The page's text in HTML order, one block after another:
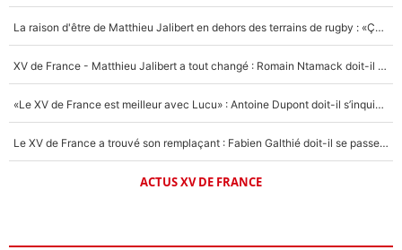
5% La raison d'être de Matthieu Jalibert en dehors des terrains de rugby : «Ça m'atteint autant que si tu touches à un membre de ma famille»
XV de France - Matthieu Jalibert a tout changé : Romain Ntamack doit-il s’inquiéter pour sa place à un an de la Coupe du monde ?
«Le XV de France est meilleur avec Lucu» : Antoine Dupont doit-il s’inquiéter pour sa place ?
Le XV de France a trouvé son remplaçant : Fabien Galthié doit-il se passer d'Antoine Dupont ?
ACTUS XV DE FRANCE